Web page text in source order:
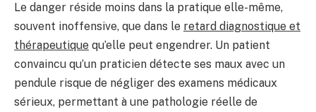
Le danger réside moins dans la pratique elle-même,
souvent inoffensive, que dans le retard diagnostique et
thérapeutique qu’elle peut engendrer. Un patient
convaincu qu’un praticien détecte ses maux avec un
pendule risque de négliger des examens médicaux
sérieux, permettant à une pathologie réelle de